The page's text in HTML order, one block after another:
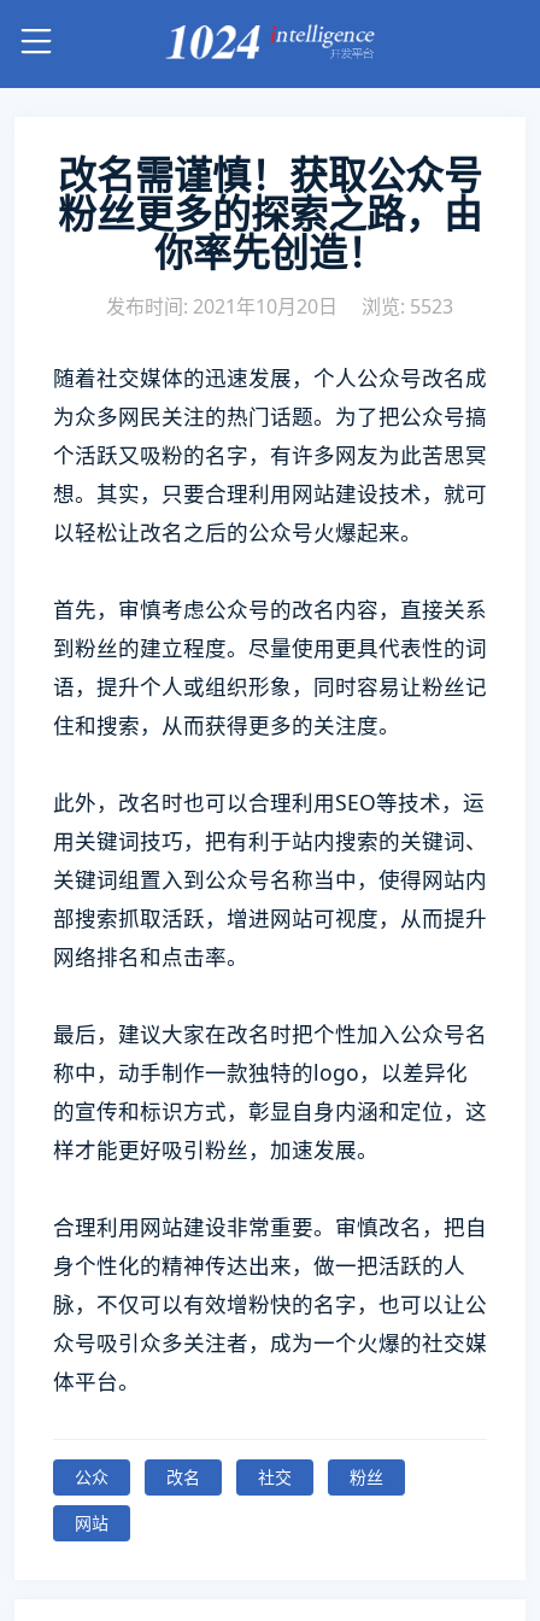
改名需谨慎！获取公众号
粉丝更多的探索之路，由
你率先创造！
发布时间: 2021年10月20日 浏览: 5523
随着社交媒体的迅速发展，个人公众号改名成
为众多网民关注的热门话题。为了把公众号搞
个活跃又吸粉的名字，有许多网友为此苦思冥
想。其实，只要合理利用网站建设技术，就可
以轻松让改名之后的公众号火爆起来。
首先，审慎考虑公众号的改名内容，直接关系
到粉丝的建立程度。尽量使用更具代表性的词
语，提升个人或组织形象，同时容易让粉丝记
住和搜索，从而获得更多的关注度。
此外，改名时也可以合理利用SEO等技术，运
用关键词技巧，把有利于站内搜索的关键词、
关键词组置入到公众号名称当中，使得网站内
部搜索抓取活跃，增进网站可视度，从而提升
网络排名和点击率。
最后，建议大家在改名时把个性加入公众号名
称中，动手制作一款独特的logo，以差异化
的宣传和标识方式，彰显自身内涵和定位，这
样才能更好吸引粉丝，加速发展。
合理利用网站建设非常重要。审慎改名，把自
身个性化的精神传达出来，做一把活跃的人
脉，不仅可以有效增粉快的名字，也可以让公
众号吸引众多关注者，成为一个火爆的社交媒
体平台。
公众 改名 社交
粉丝
网站